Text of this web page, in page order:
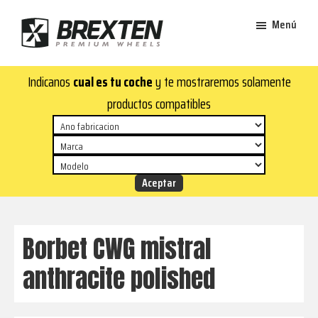
contenido
principal
de
página
Brexten
aluminio
premium
¡En
Brexten.com
encontrarás
aluminio
top!
y
estilo
para
Menú
Indicanos cual es tu cochey te mostraremos solamente
productos compatibles
Borbet CWG mistral
anthracite polished